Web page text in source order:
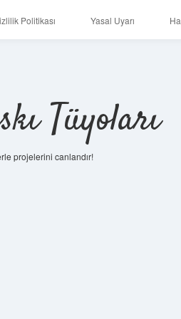
Politikası Yasal Uyarı
Tüyoları
projelerini canlandır!